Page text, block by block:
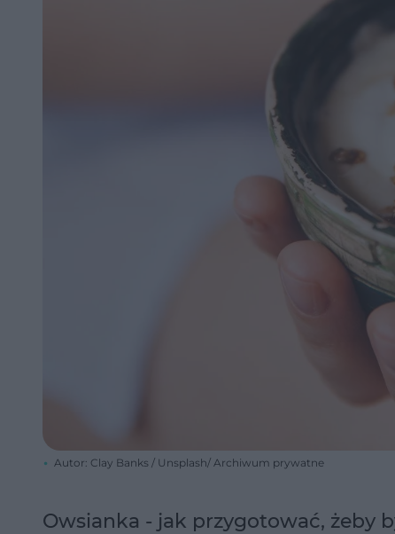
Autor: Clay Banks / Unsplash/ Archiwum prywatne
Owsianka - jak przygotować, żeby